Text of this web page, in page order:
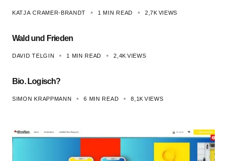
KATJA CRAMER-BRANDT 1 MIN READ 2,7K VIEWS
Wald und Frieden
DAVID TELGIN 1 MIN READ 2,4K VIEWS
Bio. Logisch?
SIMON KRAPPMANN 6 MIN READ 8,1K VIEWS